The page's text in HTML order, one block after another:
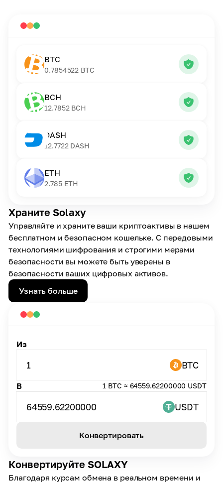
Храните Solaxy
Управляйте и храните ваши криптоактивы в нашем
бесплатном и безопасном кошельке. С передовыми
технологиями шифрования и строгими мерами
безопасности вы можете быть уверены в
безопасности ваших цифровых активов.
Узнать больше
BTC
0.7854522 BTC
BCH
12.7852 BCH
DASH
12.7722 DASH
ETH
2.785 ETH
Конвертируйте SOLAXY
Благодаря курсам обмена в реальном времени и
Из
1 BTC
В 1 BTC ≈ 64559.62200000 USDT
64559.62200000 USDT
Конвертировать